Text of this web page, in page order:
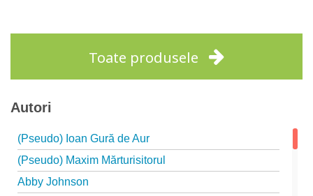
Toate produsele
Autori
(Pseudo) Ioan Gură de Aur
(Pseudo) Maxim Mărturisitorul
Abby Johnson